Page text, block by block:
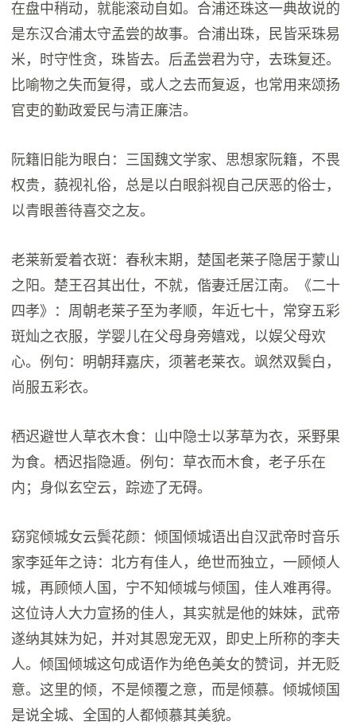
在盘中稍动，就能滚动自如。合浦还珠这一典故说的
是东汉合浦太守孟尝的故事。合浦出珠，民皆采珠易
米，时守性贪，珠皆去。后孟尝君为守，去珠复还。
比喻物之失而复得，或人之去而复返，也常用来颂扬
官吏的勤政爱民与清正廉洁。
阮籍旧能为眼白：三国魏文学家、思想家阮籍，不畏
权贵，藐视礼俗，总是以白眼斜视自己厌恶的俗士，
以青眼善待喜交之友。
老莱新爱着衣斑：春秋末期，楚国老莱子隐居于蒙山
之阳。楚王召其出仕，不就，偕妻迁居江南。《二十
四孝》：周朝老莱子至为孝顺，年近七十，常穿五彩
斑灿之衣服，学婴儿在父母身旁嬉戏，以娱父母欢
心。例句：明朝拜嘉庆，须著老莱衣。飒然双鬓白，
尚服五彩衣。
栖迟避世人草衣木食：山中隐士以茅草为衣，采野果
为食。栖迟指隐遁。例句：草衣而木食，老子乐在
内；身似玄空云，踪迹了无碍。
窈窕倾城女云鬓花颜：倾国倾城语出自汉武帝时音乐
家李延年之诗：北方有佳人，绝世而独立，一顾倾人
城，再顾倾人国，宁不知倾城与倾国，佳人难再得。
这位诗人大力宣扬的佳人，其实就是他的妹妹，武帝
遂纳其妹为妃，并对其恩宠无双，即史上所称的李夫
人。倾国倾城这句成语作为绝色美女的赞词，并无贬
意。这里的倾，不是倾覆之意，而是倾慕。倾城倾国
是说全城、全国的人都倾慕其美貌。